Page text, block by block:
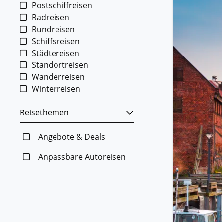
Postschiffreisen
Radreisen
Rundreisen
Schiffsreisen
Städtereisen
Standortreisen
Wanderreisen
Winterreisen
Reisethemen
Angebote & Deals
Anpassbare Autoreisen